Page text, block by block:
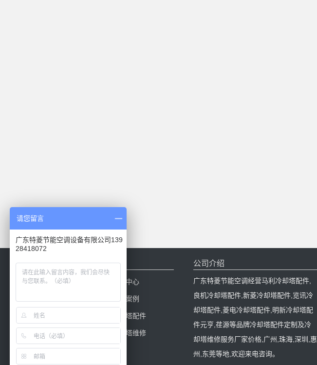
网站导航
网站首页 新闻中心
工程案例
冷却塔配件
冷却塔填料 冷却塔维修
公司介绍
广东特菱节能空调经营马利冷却塔配件,
良机冷却塔配件,新菱冷却塔配件,览讯冷
却塔配件,菱电冷却塔配件,明新冷却塔配
件元亨,荏源等品牌冷却塔配件定制及冷
却塔维修服务厂家价格,广州,珠海,深圳,惠
州,东莞等地,欢迎来电咨询。
请您留言
广东特菱节能空调设备有限公司139
28418072